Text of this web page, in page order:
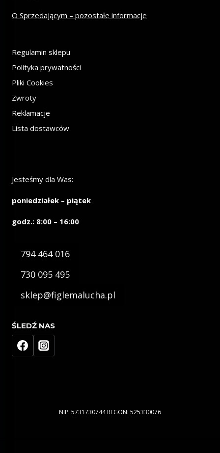
O Sprzedającym – pozostałe informacje
Regulamin sklepu
Polityka prywatności
Pliki Cookies
Zwroty
Reklamacje
Lista dostawców
Jesteśmy dla Was:
poniedziałek – piątek
godz.: 8:00 – 16:00
794 464 016
730 095 495
sklep@figlemalucha.pl
ŚLEDŹ NAS
NIP: 5731730744 REGON: 525330076